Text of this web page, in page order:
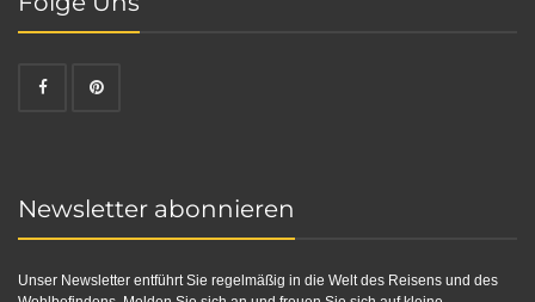
Newsletter abonnieren
Unser Newsletter entführt Sie regelmäßig in die Welt des Reisens und des